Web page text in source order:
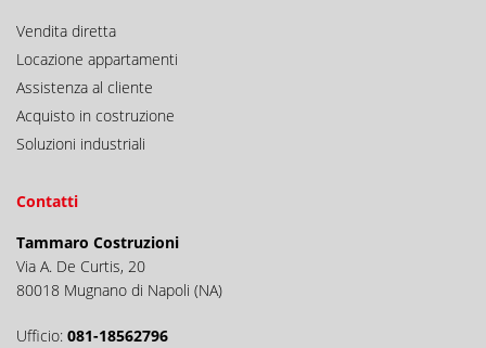
Vendita diretta
Locazione appartamenti
Assistenza al cliente
Acquisto in costruzione
Soluzioni industriali
Contatti
Tammaro Costruzioni
Via A. De Curtis, 20
80018 Mugnano di Napoli (NA)
Ufficio: 081-18562796